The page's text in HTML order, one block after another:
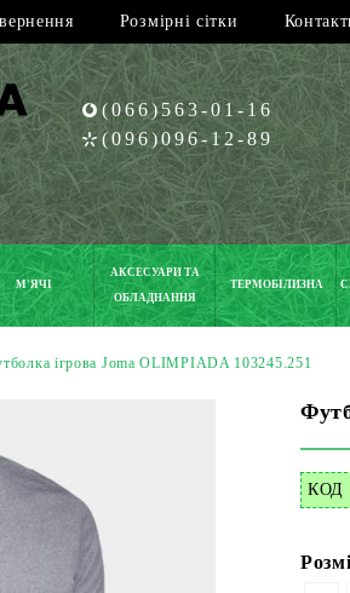
Розмірні сітки
(066)563-01-16
(096)096-12-89
М'ЯЧІ
АКСЕСУАРИ ТА
ОБЛАДНАННЯ
ТЕРМОБІЛИЗНА
ігрова Joma OLIMPIADA 103245.251
КОД